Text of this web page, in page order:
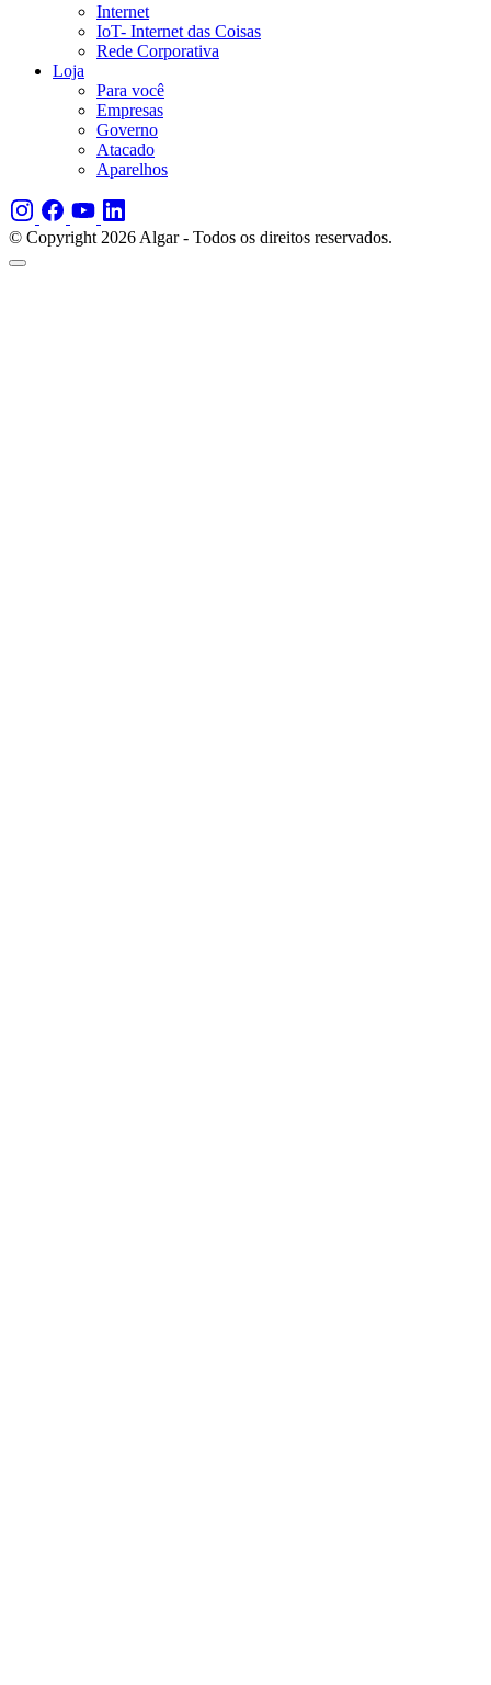
Internet
IoT- Internet das Coisas
Rede Corporativa
Loja
Para você
Empresas
Governo
Atacado
Aparelhos
© Copyright 2026 Algar - Todos os direitos reservados.